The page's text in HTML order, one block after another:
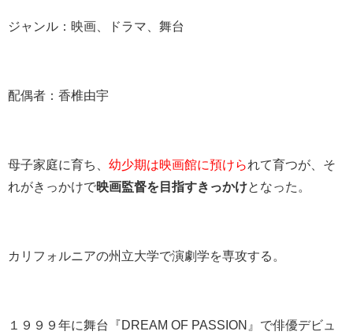
ジャンル：映画、ドラマ、舞台
配偶者：香椎由宇
母子家庭に育ち、 幼少期は映画館に預けられて育つが、そ
れがきっかけで映画監督を目指すきっかけとなった。
カリフォルニアの州立大学で演劇学を専攻する。
１９９９年に舞台『DREAM OF PASSION』で俳優デビュ